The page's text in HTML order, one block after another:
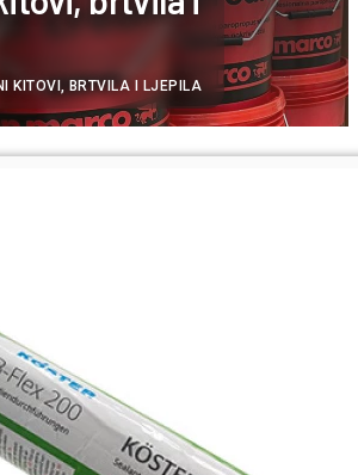
KITOVI, BRTVILA I LJEPILA